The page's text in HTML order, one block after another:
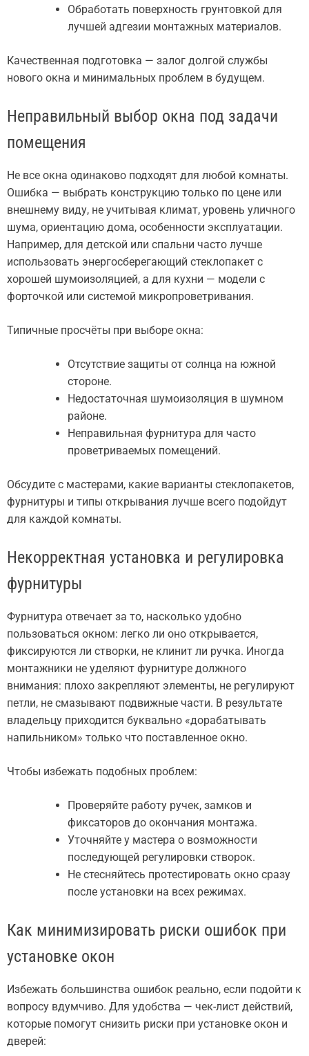
Обработать поверхность грунтовкой для
лучшей адгезии монтажных материалов.
Качественная подготовка — залог долгой службы
нового окна и минимальных проблем в будущем.
Неправильный выбор окна под задачи
помещения
Не все окна одинаково подходят для любой комнаты.
Ошибка — выбрать конструкцию только по цене или
внешнему виду, не учитывая климат, уровень уличного
шума, ориентацию дома, особенности эксплуатации.
Например, для детской или спальни часто лучше
использовать энергосберегающий стеклопакет с
хорошей шумоизоляцией, а для кухни — модели с
форточкой или системой микропроветривания.
Типичные просчёты при выборе окна:
Отсутствие защиты от солнца на южной
стороне.
Недостаточная шумоизоляция в шумном
районе.
Неправильная фурнитура для часто
проветриваемых помещений.
Обсудите с мастерами, какие варианты стеклопакетов,
фурнитуры и типы открывания лучше всего подойдут
для каждой комнаты.
Некорректная установка и регулировка
фурнитуры
Фурнитура отвечает за то, насколько удобно
пользоваться окном: легко ли оно открывается,
фиксируются ли створки, не клинит ли ручка. Иногда
монтажники не уделяют фурнитуре должного
внимания: плохо закрепляют элементы, не регулируют
петли, не смазывают подвижные части. В результате
владельцу приходится буквально «дорабатывать
напильником» только что поставленное окно.
Чтобы избежать подобных проблем:
Проверяйте работу ручек, замков и
фиксаторов до окончания монтажа.
Уточняйте у мастера о возможности
последующей регулировки створок.
Не стесняйтесь протестировать окно сразу
после установки на всех режимах.
Как минимизировать риски ошибок при
установке окон
Избежать большинства ошибок реально, если подойти к
вопросу вдумчиво. Для удобства — чек-лист действий,
которые помогут снизить риски при установке окон и
дверей: